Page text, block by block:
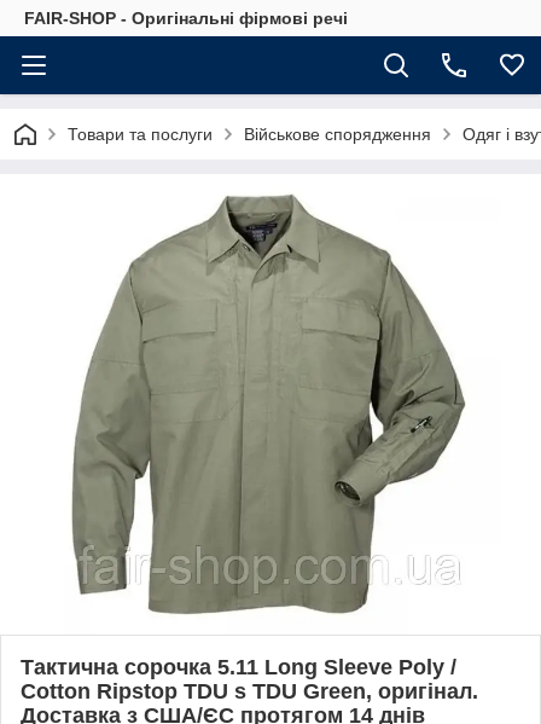
FAIR-SHOP - Оригінальні фірмові речі
Товари та послуги Військове спорядження Одяг і
Тактична сорочка 5.11 Long Sleeve Poly /
Cotton Ripstop TDU s TDU Green, оригінал.
Доставка з США/ЄС протягом 14 днів